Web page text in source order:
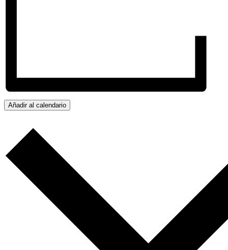
Añadir al calendario